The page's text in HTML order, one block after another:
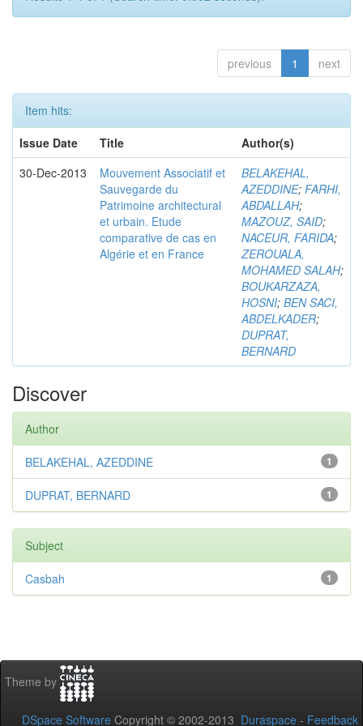
previous 1 next
Item hits:
Issue Date
Title
Author(s)
30-Dec-2013
Mouvement Associatif et
Sauvegarde du
Patrimoine architectural
et urbain. Etude
comparative de cas en
Algérie et en France
BELAKEHAL,
AZEDDINE; FARHI,
ABDALLAH;
MAZOUZ, SAID;
NACEUR, FARIDA;
ZEROUALA,
MOHAMED SALAH;
BOUKARZAZA,
HOSNI; BEN SACI,
ABDELKADER;
DUPRAT,
BERNARD
Discover
Author
1
BELAKEHAL, AZEDDINE
1
DUPRAT, BERNARD
Subject
1
Casbah
Theme by
DSpace Software Copyright © 2002-2013 Duraspace - Feedback